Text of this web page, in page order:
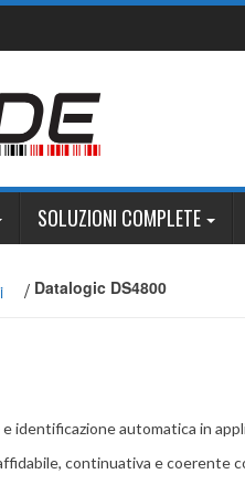
SOLUZIONI COMPLETE
/ Datalogic DS4800
identificazione automatica in
continuativa e coerente